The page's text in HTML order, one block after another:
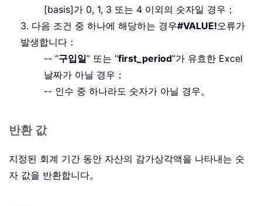
[basis]가 0, 1, 3 또는 4 이외의 숫자일 경우；
3. 다음 조건 중 하나에 해당하는 경우#VALUE!오류가
발생합니다：
-- “구입일” 또는 “first_period”가 유효한 Excel
날짜가 아닐 경우；
-- 인수 중 하나라도 숫자가 아닐 경우。
반환 값
지정된 회계 기간 동안 자산의 감가상각액을 나타내는 숫
자 값을 반환합니다。